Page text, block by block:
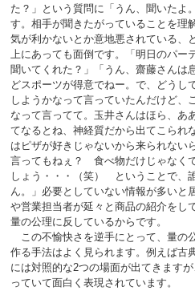
た？」という質問に「うん、聞いたよ
す。相手が聞きたがっていることを理
気が利かないとか意地悪されている、
上にあっても面倒です。「明日のパ
聞いてくれた？」「うん、齋藤さんは
どスポーツが得意でねー。で、どうし
しようかなって言っていたんだけど、
なって言ってて。玉井さんはほら、あ
てなるとね、神経質だから出てこられ
はピザが好きじゃないから来られない
言ってもねぇ？ 食べ物だけじゃなく
しょう・・・（笑） ということで、
ん。」必要としていない情報が多いと
や営業担当者が延々と商品の紹介をし
量の公理に反しているからです。
この不愉快さを逆手にとって、量の
作る手法はよく見られます。例えば古
には対照的な2つの場面が出てきます
っていて面白く表現されています。